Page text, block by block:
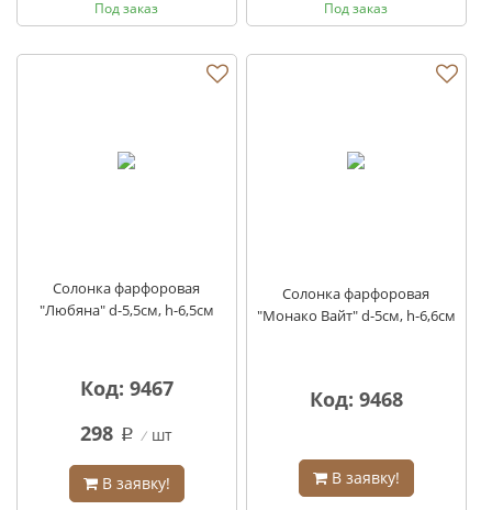
Под заказ Под заказ
Солонка фарфоровая
"Любяна" d-5,5см, h-6,5см
Код: 9467
298 q шт
В заявку!
Солонка фарфоровая
"Монако Вайт" d-5см, h-6,6см
Код: 9468
В заявку!